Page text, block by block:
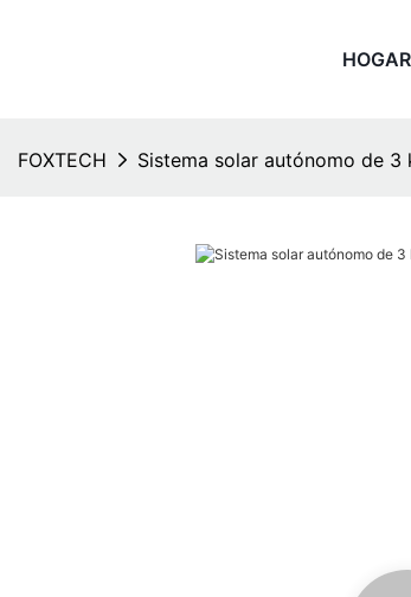
HOGAR
FOXTECH Sistema solar autónomo de 3